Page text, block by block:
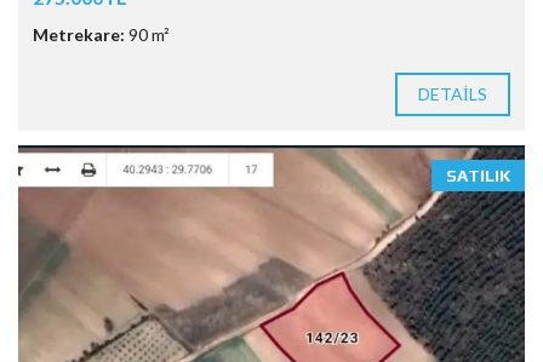
Metrekare: 90 m²
DETAILS
SATILIK